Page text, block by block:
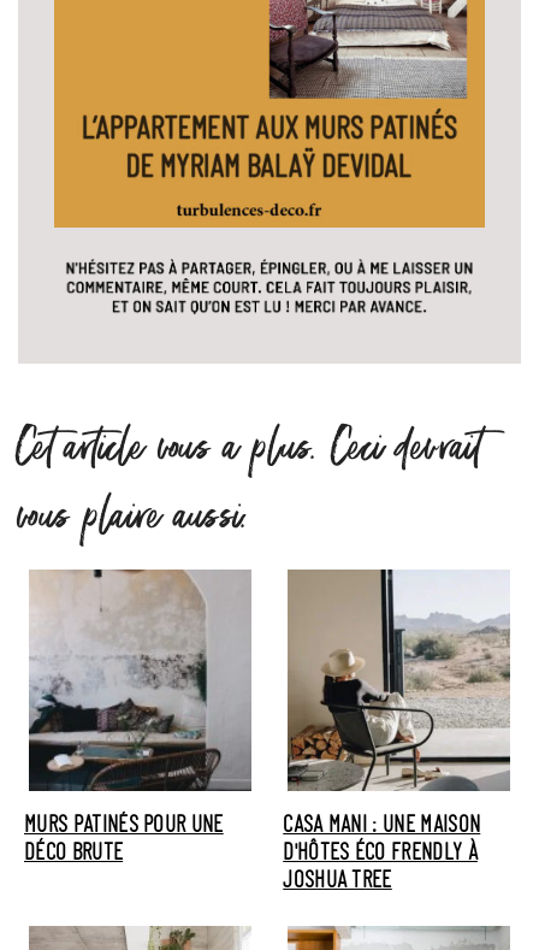
Cet article vous a plus. Ceci devrait
vous plaire aussi.
MURS PATINÉS POUR UNE
DÉCO BRUTE
CASA MANI : UNE MAISON
D'HÔTES ÉCO FRENDLY À
JOSHUA TREE